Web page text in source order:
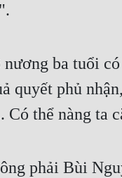
ba tuổi
phủ
thể nàng ta
phải Bùi